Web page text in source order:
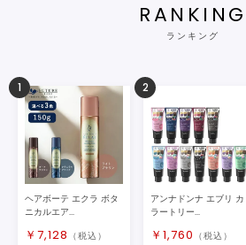
RANKING
ランキング
1
ヘアボーテ エクラ ボタ
ニカルエア...
￥ 7,128 （税込）
2
アンナドンナ エブリ カ
ラートリー...
￥ 1,760 （税込）